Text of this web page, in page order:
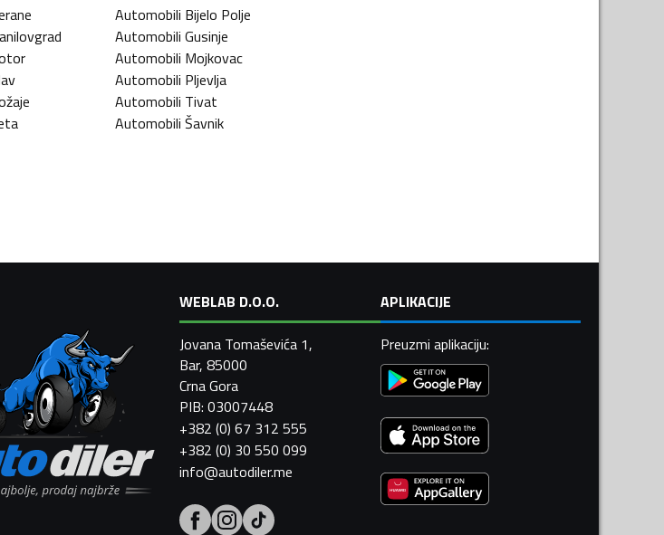
Automobili Bijelo Polje
Automobili Gusinje
Automobili Mojkovac
Automobili Pljevlja
Automobili Tivat
Automobili Šavnik
WEBLAB D.O.O.
Jovana Tomaševića 1,
Bar, 85000
Crna Gora
PIB: 03007448
+382 (0) 67 312 555
+382 (0) 30 550 099
info@autodiler.me
APLIKACIJE
Preuzmi aplikaciju: